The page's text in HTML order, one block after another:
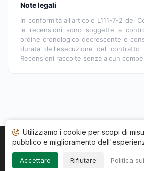
Note legali
In conformità all'articolo L111-7-2 del
le recensioni sono soggette a
ordine cronologico decrescente e
durata dell'esecuzione del contratto
Recensioni raccolte senza alcun
Home Stato recensioni
Copyright © 2026
Utilizziamo i cookie per scopi di
pubblico e miglioramento
Accettare Rifiutare Politica